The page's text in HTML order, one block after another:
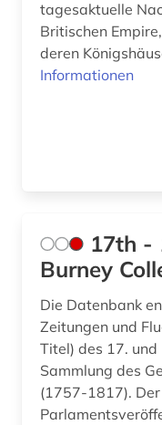
aufklärung (1)
aufrüstung (1)
australien (4)
Schweden (3)
Slowenien (6)
Suedasien (6)
Suedostasien (7)
tagesaktuelle
Britischen
deren
Informationen
17th -
Burney
Die Datenbank
Zeitungen und
Titel) des 17.
Sammlung des
(1757-1817).